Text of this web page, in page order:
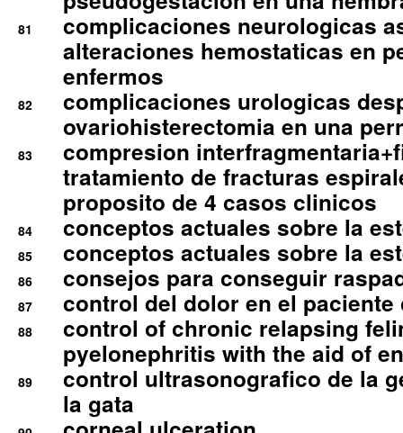
81
complicaciones neurologicas
alteraciones hemostaticas en
enfermos
82
complicaciones urologicas
ovariohisterectomia en una
83
compresion
tratamiento de fracturas
proposito de 4 casos clinicos
84 conceptos actuales sobre la
85 conceptos actuales sobre la
86 consejos para conseguir
87 control del dolor en el
88
control of chronic relapsing
pyelonephritis with the aid of
89
control ultrasonografico de la
la gata